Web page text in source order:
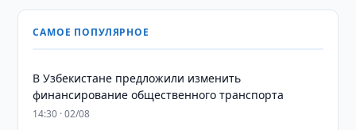
САМОЕ ПОПУЛЯРНОЕ
В Узбекистане предложили изменить
финансирование общественного транспорта
14:30 · 02/08